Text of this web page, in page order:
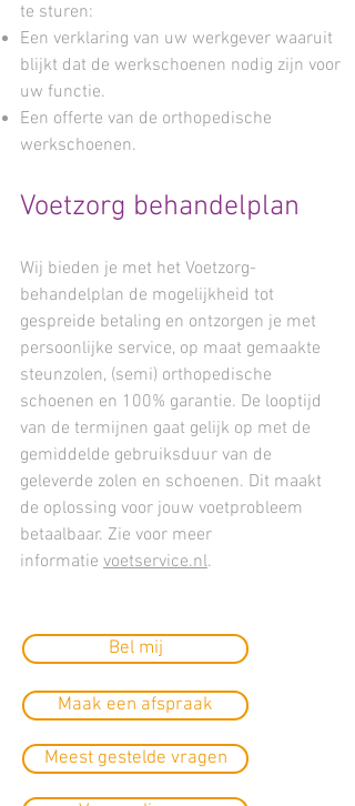
te sturen:
Een verklaring van uw werkgever waaruit
blijkt dat de werkschoenen nodig zijn voor
uw functie.
Een offerte van de orthopedische
werkschoenen.
Voetzorg behandelplan
Wij bieden je met het Voetzorg-
behandelplan de mogelijkheid tot
gespreide betaling en ontzorgen je met
persoonlijke service, op maat gemaakte
steunzolen, (semi) orthopedische
schoenen en 100% garantie. De looptijd
van de termijnen gaat gelijk op met de
gemiddelde gebruiksduur van de
geleverde zolen en schoenen. Dit maakt
de oplossing voor jouw voetprobleem
betaalbaar. Zie voor meer
informatie voetservice.nl.
Bel mij
Maak een afspraak
Meest gestelde vragen